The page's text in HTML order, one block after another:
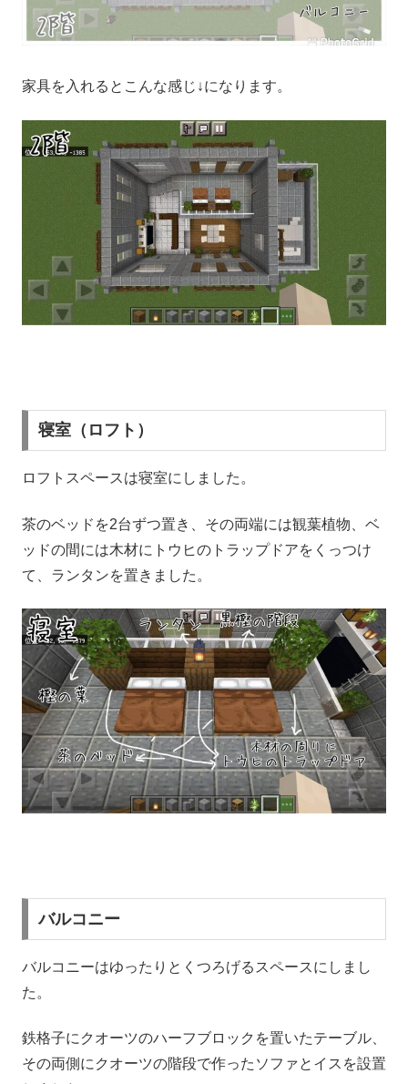
家具を入れるとこんな感じ↓になります。
寝室（ロフト）
ロフトスペースは寝室にしました。
茶のベッドを2台ずつ置き、その両端には観葉植物、ベ
ッドの間には木材にトウヒのトラップドアをくっつけ
て、ランタンを置きました。
バルコニー
バルコニーはゆったりとくつろげるスペースにしまし
た。
鉄格子にクオーツのハーフブロックを置いたテーブル、
その両側にクオーツの階段で作ったソファとイスを設置